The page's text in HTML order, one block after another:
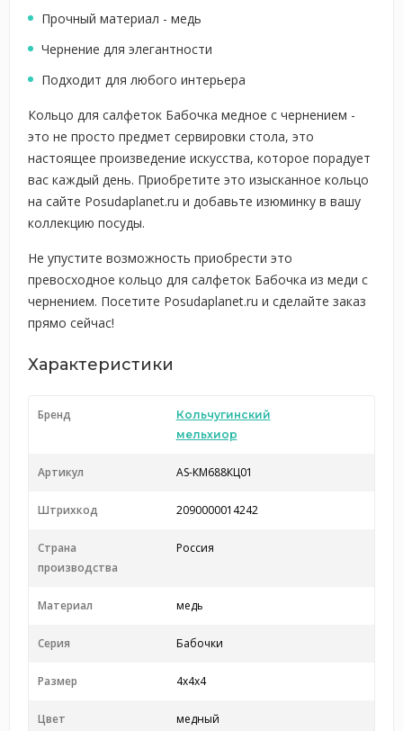
Прочный материал - медь
Чернение для элегантности
Подходит для любого интерьера
Кольцо для салфеток Бабочка медное с чернением -
это не просто предмет сервировки стола, это
настоящее произведение искусства, которое порадует
вас каждый день. Приобретите это изысканное кольцо
на сайте Posudaplanet.ru и добавьте изюминку в вашу
коллекцию посуды.
Не упустите возможность приобрести это
превосходное кольцо для салфеток Бабочка из меди с
чернением. Посетите Posudaplanet.ru и сделайте заказ
прямо сейчас!
Характеристики
Бренд
Кольчугинский
мельхиор
Артикул AS-КМ688КЦ01
Штрихкод 2090000014242
Страна
производства
Россия
Материал медь
Серия Бабочки
Размер 4х4х4
Цвет медный